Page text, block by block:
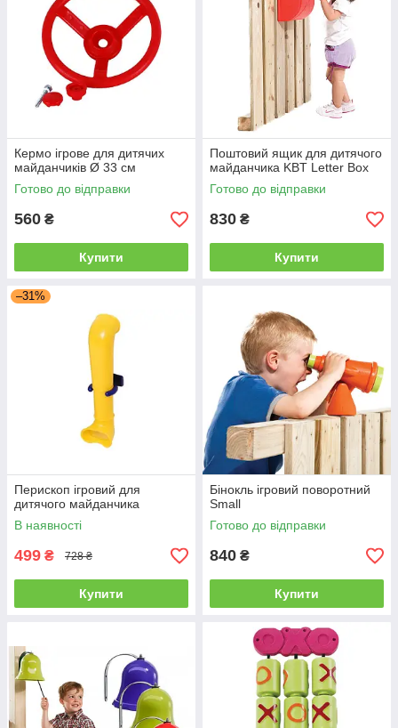
Кермо ігрове для дитячих
майданчиків Ø 33 см
Готово до відправки
560 ₴
Купити
Поштовий ящик для дитячого
майданчика KBT Letter Box
Готово до відправки
830 ₴
Купити
–31%
Перископ ігровий для
дитячого майданчика
В наявності
499 ₴ 728 ₴
Купити
Бінокль ігровий поворотний
Small
Готово до відправки
840 ₴
Купити